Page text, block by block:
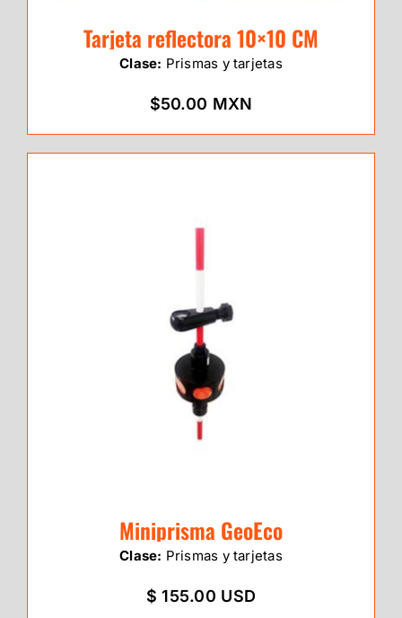
Tarjeta reflectora 10×10 CM
Clase: Prismas y tarjetas
$50.00 MXN
Miniprisma GeoEco
Clase: Prismas y tarjetas
$ 155.00 USD